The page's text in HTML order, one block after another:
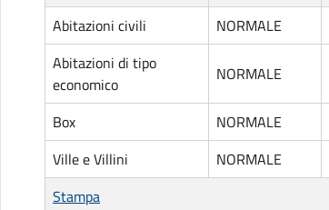
Abitazioni civili
NORMALE
Abitazioni di tipo
economico
NORMALE
Box NORMALE
Ville e Villini
NORMALE
Stampa